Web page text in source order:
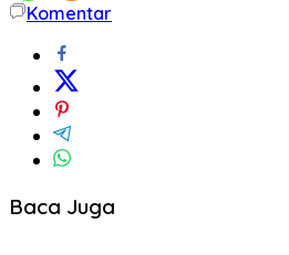
Komentar
Baca Juga